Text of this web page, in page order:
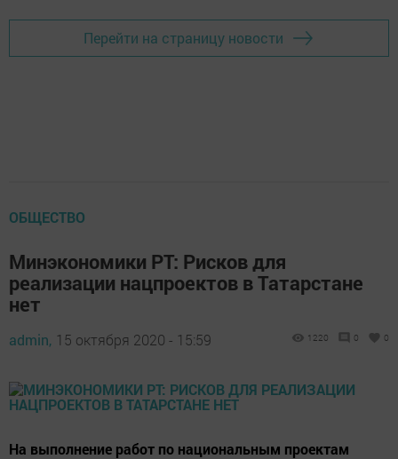
Перейти на страницу новости
ОБЩЕСТВО
Минэкономики РТ: Рисков для
реализации нацпроектов в Татарстане
нет
admin, 15 октября 2020 - 15:59 1220 0 0
На выполнение работ по национальным проектам